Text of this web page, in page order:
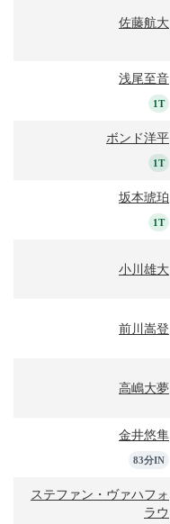
佐藤航大
浅尾至音
1T
ボンド洋平
1T
坂本琥珀
1T
小川雄大
前川嵩登
高嶋大夢
金井悠隼
83分IN
ステファン・ヴァハフォ
ラウ